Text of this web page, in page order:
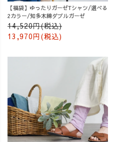
【福袋】ゆったりガーゼTシャツ/選べる
2カラー/知多木綿ダブルガーゼ
14,520円(税込)
13,970円(税込)